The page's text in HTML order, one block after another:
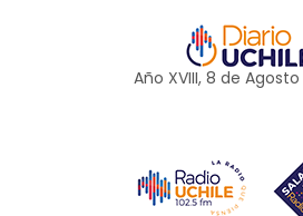
Año XVIII, 8 de Agosto